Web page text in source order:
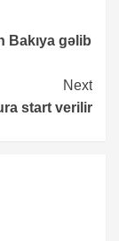
Bakıya gəlib
Next
start verilir